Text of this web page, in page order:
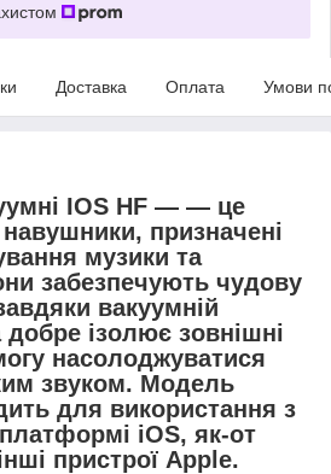
Доставка Оплата Умови
IOS HF — — це
навушники, призначені
музики та
забезпечують чудову
вакуумній
добре ізолює зовнішні
насолоджуватися
звуком. Модель
для використання з
iOS, як-от
пристрої Apple.